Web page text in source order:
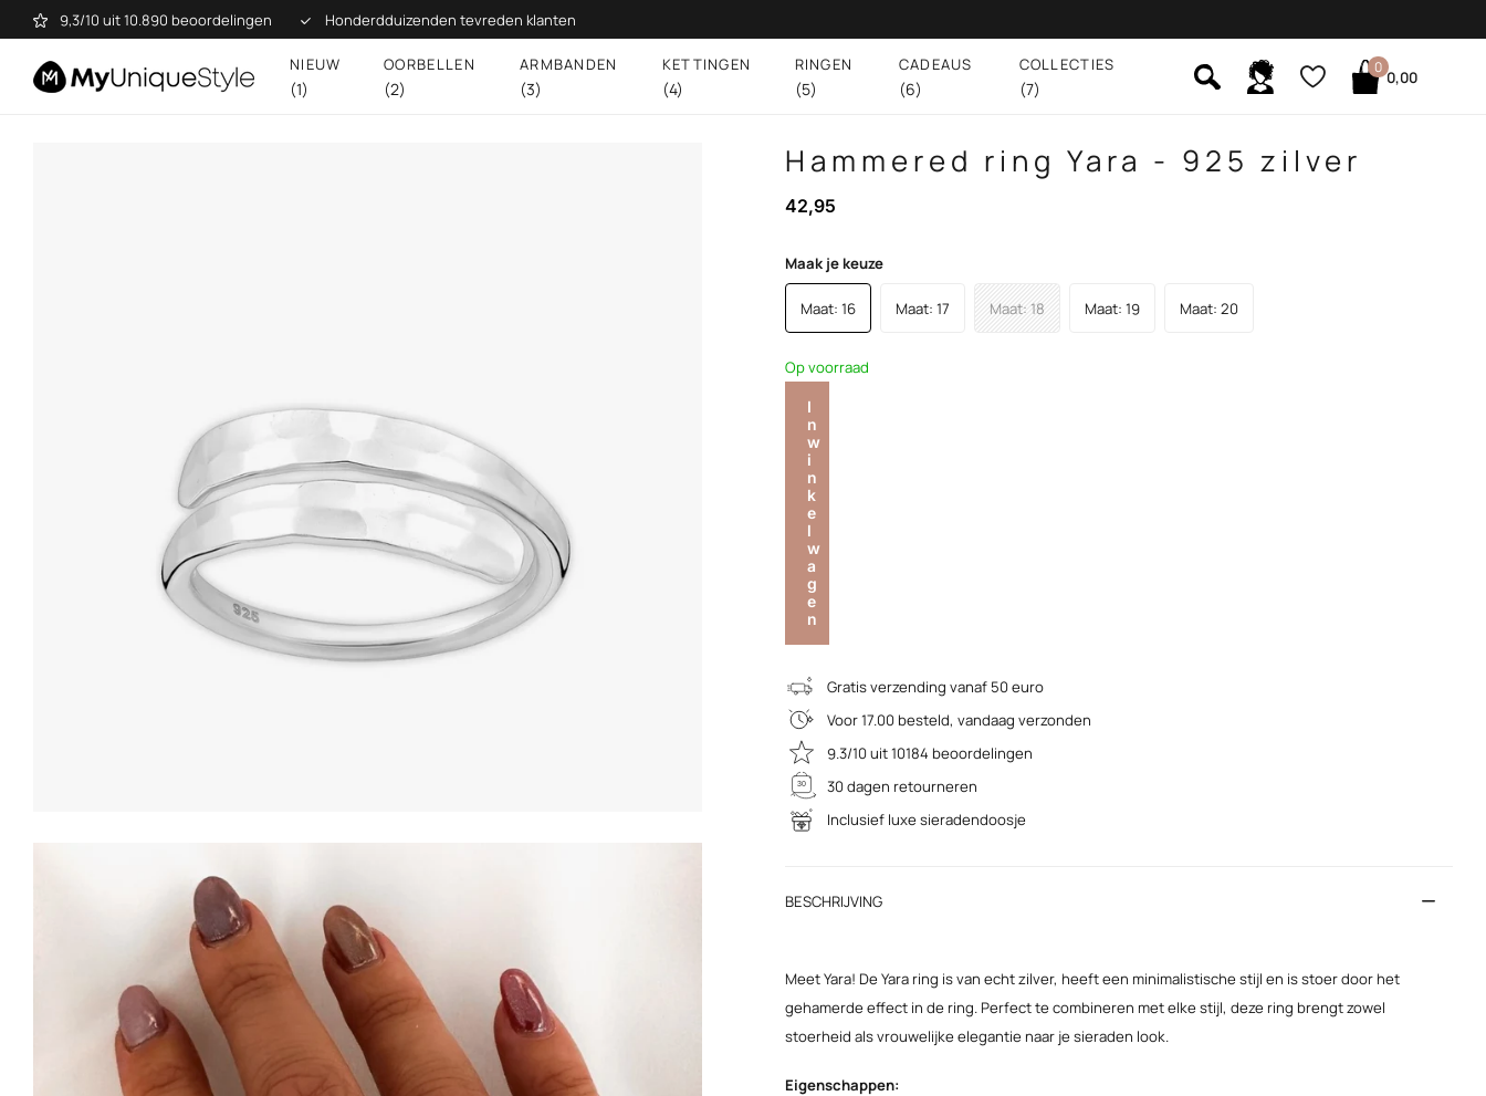
9,3/10 uit 10.890 beoordelingen Honderdduizenden tevreden klanten
NIEUW
(1)
OORBELLEN
(2)
ARMBANDEN
(3)
KETTINGEN
(4)
RINGEN
(5)
CADEAUS
(6)
COLLECTIES
(7)
0
0,00
Hammered ring Yara - 925 zilver
42,95
Maak je keuze
Maat: 16 Maat: 17 Maat: 18 Maat: 19 Maat: 20
Op voorraad
I
n
w
i
n
k
e
l
w
a
g
e
n
Gratis verzending vanaf 50 euro
Voor 17.00 besteld, vandaag verzonden
9.3/10 uit 10184 beoordelingen
30 dagen retourneren
Inclusief luxe sieradendoosje
BESCHRIJVING
Meet Yara! De Yara ring is van echt zilver, heeft een minimalistische stijl en is stoer door het
gehamerde effect in de ring. Perfect te combineren met elke stijl, deze ring brengt zowel
stoerheid als vrouwelijke elegantie naar je sieraden look.
Eigenschappen: